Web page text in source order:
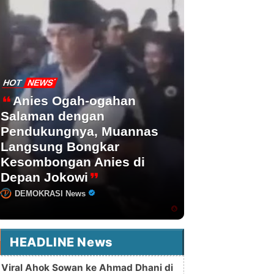
HOT NEWS
Anies Ogah-ogahan
Salaman dengan
Pendukungnya, Muannas
Langsung Bongkar
Kesombongan Anies di
Depan Jokowi
DEMOKRASI News
HEADLINE News
Viral Ahok Sowan ke Ahmad Dhani di